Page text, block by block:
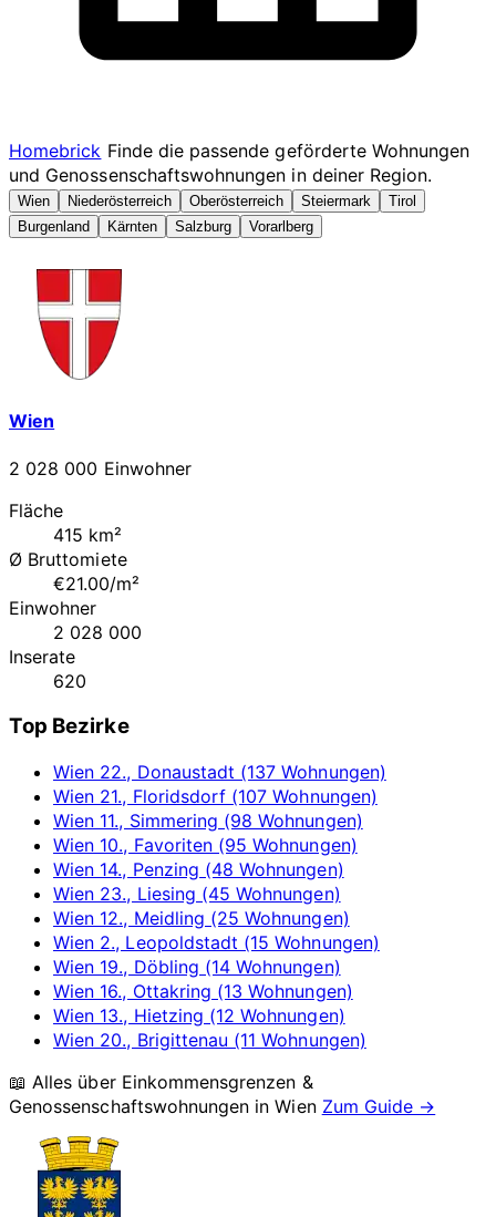
Homebrick Finde die passende geförderte Wohnungen
und Genossenschaftswohnungen in deiner Region.
Wien Niederösterreich Oberösterreich Steiermark
Tirol
Burgenland
Kärnten Salzburg Vorarlberg
Wien
2 028 000 Einwohner
Fläche
415 km²
Ø Bruttomiete
€21.00/m²
Einwohner
2 028 000
Inserate
620
Top Bezirke
Wien 22., Donaustadt (137 Wohnungen)
Wien 21., Floridsdorf (107 Wohnungen)
Wien 11., Simmering (98 Wohnungen)
Wien 10., Favoriten (95 Wohnungen)
Wien 14., Penzing (48 Wohnungen)
Wien 23., Liesing (45 Wohnungen)
Wien 12., Meidling (25 Wohnungen)
Wien 2., Leopoldstadt (15 Wohnungen)
Wien 19., Döbling (14 Wohnungen)
Wien 16., Ottakring (13 Wohnungen)
Wien 13., Hietzing (12 Wohnungen)
Wien 20., Brigittenau (11 Wohnungen)
📖 Alles über Einkommensgrenzen &
Genossenschaftswohnungen inWien Zum Guide →